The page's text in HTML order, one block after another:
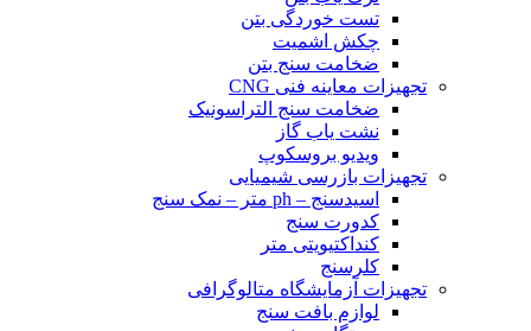
تست خوردگی بتن
چکش اشمیت
ضخامت سنج بتن
تجهیزات معاینه فنی CNG
ضخامت سنج التراسونیک
نشت یاب گاز
ویدیو بروسکوپ
تجهیزات بازرسی شیمیایی
اسیدسنج – ph متر – نمک سنج
کدورت سنج
کنداکتیویتی متر
کلرسنج
تجهیزات آزمایشگاه متالوگرافی
لوازم بافت سنج